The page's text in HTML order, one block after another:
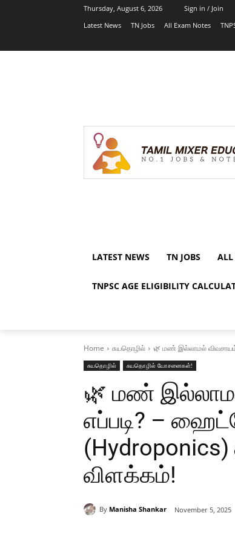
Thursday, August 6, 2026
Sign in / Join
Latest News
TN Jobs All Exam Notes
LATEST NEWS TN JOBS ALL
TNPSC AGE ELIGIBILITY
Home சுயதொழில் 🌿 மண் இல்லாமல் விவசாயம்
சுயதொழில் சுயதொழில் யோசனைகள்!
🌿 மண்
எப்படி? –
(Hydroponics)
விளக்கம்!
By Manisha Shankar November 5, 2025